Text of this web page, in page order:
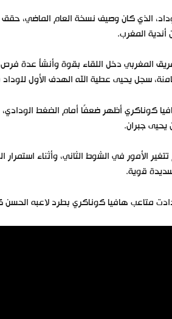
الذي كان وصيف نسخة العام الماضي،
أندية المغرب.
المغربي دخل اللقاء بقوة وأنشأ عدة
سجل يحيى عطية الله الهدف الأول
جبران.
قوية.
متاعب هافيا كوناكري بطرد لاعبه الحسن كامارا في الدقيقة 75، مما جعل مهمة الوداد